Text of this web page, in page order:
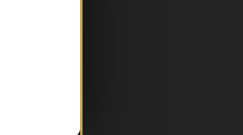
pratiques